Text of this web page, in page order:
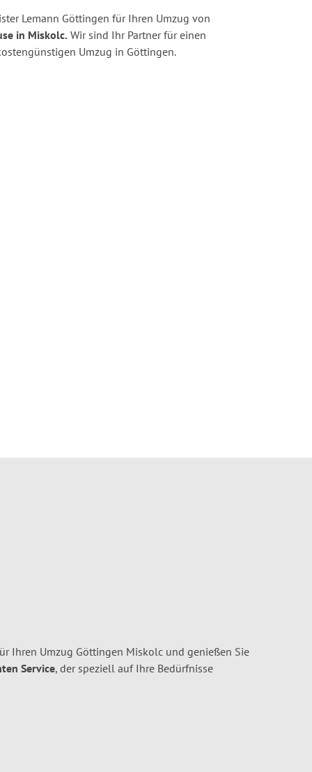
Lemann Göttingen für Ihren Umzug von
in Miskolc. Wir sind Ihr Partner für einen
Umzug in Göttingen.
Ihren Umzug Göttingen Miskolc und genießen Sie
Service, der speziell auf Ihre Bedürfnisse